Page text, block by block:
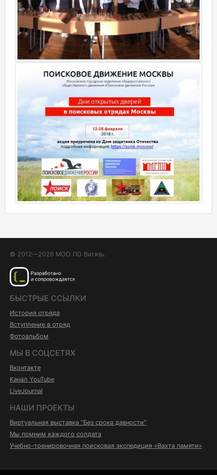
© 2012—2026 МОО ПО Витязь.
БЫСТРЫЕ ССЫЛКИ
История отряда
Вступление в отряд
Фотоальбом
МЫ В СОЦСЕТЯХ
Вконтакте
Канал YouTube
LiveJournal
НАШИ ПРОЕКТЫ
Виртуальная выставка "Без срока давности"
Мы помним каждого солдата
Учебно-тренировочная поисковая экспедиция «Вахта памяти»